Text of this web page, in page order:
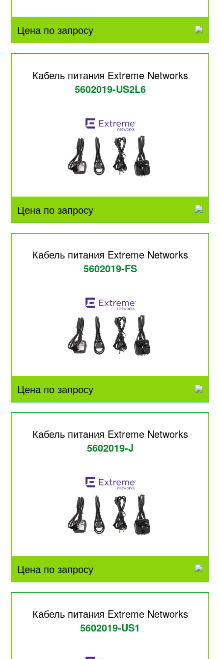
Цена по запросу
Кабель питания Extreme Networks
5602019-US2L6
Цена по запросу
Кабель питания Extreme Networks
5602019-FS
Цена по запросу
Кабель питания Extreme Networks
5602019-J
Цена по запросу
Кабель питания Extreme Networks
5602019-US1